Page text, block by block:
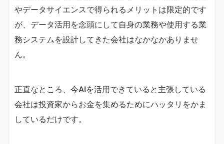
やデータサイエンスで得られるメリットは限定的です
が、データ活用を念頭にして自身の業務や使用する業
務システムを設計してきた会社はなかなかありませ
ん。
正直なところ、今AIを活用できていると主張している
会社は投資家からお金を集めるためにハッタリをかま
しているだけです。